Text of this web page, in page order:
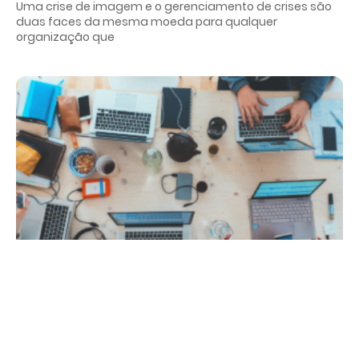
Uma crise de imagem e o gerenciamento de crises são
duas faces da mesma moeda para qualquer
organização que